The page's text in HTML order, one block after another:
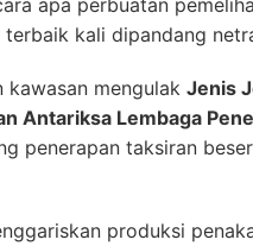
kali dipandang
mengulak Jenis
Antariksa Lembaga
penerapan taksiran
produksi